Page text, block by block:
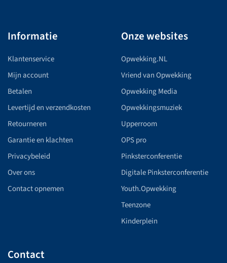
Informatie
Klantenservice
Mijn account
Betalen
Levertijd en verzendkosten
Retourneren
Garantie en klachten
Privacybeleid
Over ons
Contact opnemen
Onze websites
Opwekking.NL
Vriend van Opwekking
Opwekking Media
Opwekkingsmuziek
Upperroom
OPS pro
Pinksterconferentie
Digitale Pinksterconferentie
Youth.Opwekking
Teenzone
Kinderplein
Contact